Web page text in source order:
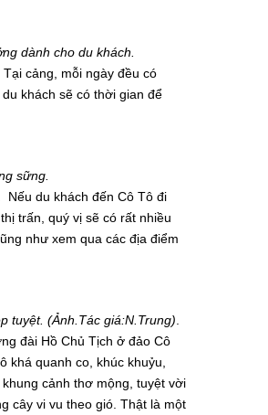
dành cho du khách.
cảng, mỗi ngày đều có
khách sẽ có thời gian để
sững.
Nếu du khách đến Cô Tô đi
trấn, quý vị sẽ có rất nhiều
như xem qua các địa điểm
tuyệt. (Ảnh.Tác giá:N.Trung)
đài Hồ Chủ Tịch ở đảo Cô
khá quanh co, khúc khuỷu,
cảnh thơ mộng, tuyệt vời
cây vi vu theo gió. Thật là một